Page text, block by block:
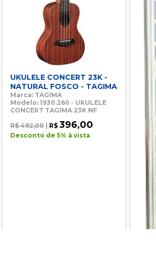
UKULELE CONCERT 23K -
NATURAL FOSCO - TAGIMA
Marca: TAGIMA
Modelo: 1930.260 - UKULELE
CONCERT TAGIMA 23K NF
R$ 492,00
R$ 396,00
Desconto de 5% à vista